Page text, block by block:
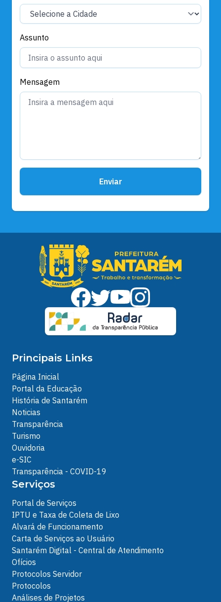
Assunto
Mensagem
Enviar
Principais Links
Página Inicial
Portal da Educação
História de Santarém
Noticias
Transparência
Turismo
Ouvidoria
e-SIC
Transparência - COVID-19
Serviços
Portal de Serviços
IPTU e Taxa de Coleta de Lixo
Alvará de Funcionamento
Carta de Serviços ao Usuário
Santarém Digital - Central de Atendimento
Ofícios
Protocolos Servidor
Protocolos
Análises de Projetos